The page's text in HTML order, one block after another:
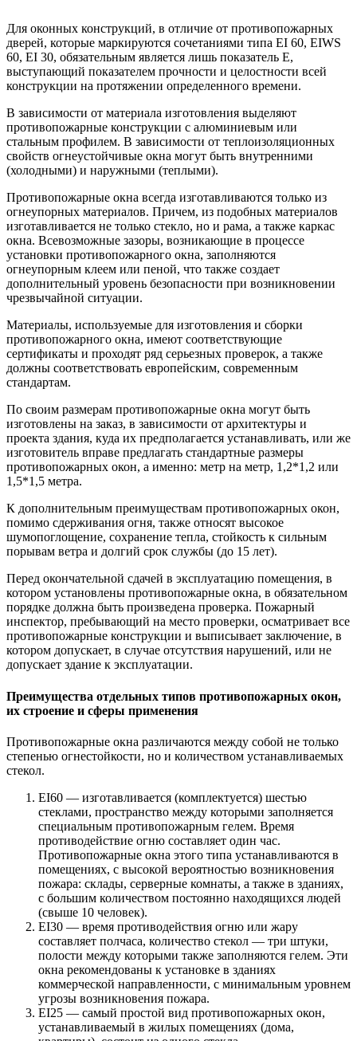
Для оконных конструкций, в отличие от противопожарных
дверей, которые маркируются сочетаниями типа EI 60, EIWS
60, EI 30, обязательным является лишь показатель E,
выступающий показателем прочности и целостности всей
конструкции на протяжении определенного времени.
В зависимости от материала изготовления выделяют
противопожарные конструкции с алюминиевым или
стальным профилем. В зависимости от теплоизоляционных
свойств огнеустойчивые окна могут быть внутренними
(холодными) и наружными (теплыми).
Противопожарные окна всегда изготавливаются только из
огнеупорных материалов. Причем, из подобных материалов
изготавливается не только стекло, но и рама, а также каркас
окна. Всевозможные зазоры, возникающие в процессе
установки противопожарного окна, заполняются
огнеупорным клеем или пеной, что также создает
дополнительный уровень безопасности при возникновении
чрезвычайной ситуации.
Материалы, используемые для изготовления и сборки
противопожарного окна, имеют соответствующие
сертификаты и проходят ряд серьезных проверок, а также
должны соответствовать европейским, современным
стандартам.
По своим размерам противопожарные окна могут быть
изготовлены на заказ, в зависимости от архитектуры и
проекта здания, куда их предполагается устанавливать, или же
изготовитель вправе предлагать стандартные размеры
противопожарных окон, а именно: метр на метр, 1,2*1,2 или
1,5*1,5 метра.
К дополнительным преимуществам противопожарных окон,
помимо сдерживания огня, также относят высокое
шумопоглощение, сохранение тепла, стойкость к сильным
порывам ветра и долгий срок службы (до 15 лет).
Перед окончательной сдачей в эксплуатацию помещения, в
котором установлены противопожарные окна, в обязательном
порядке должна быть произведена проверка. Пожарный
инспектор, пребывающий на место проверки, осматривает все
противопожарные конструкции и выписывает заключение, в
котором допускает, в случае отсутствия нарушений, или не
допускает здание к эксплуатации.
Преимущества отдельных типов противопожарных окон,
их строение и сферы применения
Противопожарные окна различаются между собой не только
степенью огнестойкости, но и количеством устанавливаемых
стекол.
EI60 — изготавливается (комплектуется) шестью
стеклами, пространство между которыми заполняется
специальным противопожарным гелем. Время
противодействие огню составляет один час.
Противопожарные окна этого типа устанавливаются в
помещениях, с высокой вероятностью возникновения
пожара: склады, серверные комнаты, а также в зданиях,
с большим количеством постоянно находящихся людей
(свыше 10 человек).
EI30 — время противодействия огню или жару
составляет полчаса, количество стекол — три штуки,
полости между которыми также заполняются гелем. Эти
окна рекомендованы к установке в зданиях
коммерческой направленности, с минимальным уровнем
угрозы возникновения пожара.
EI25 — самый простой вид противопожарных окон,
устанавливаемый в жилых помещениях (дома,